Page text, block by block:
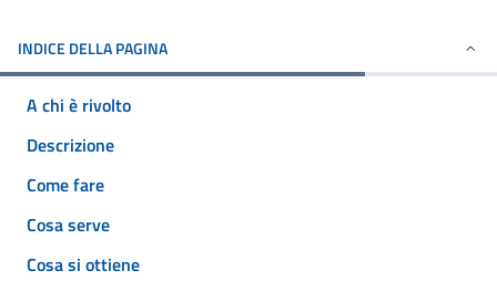
INDICE DELLA PAGINA
A chi è rivolto
Descrizione
Come fare
Cosa serve
Cosa si ottiene